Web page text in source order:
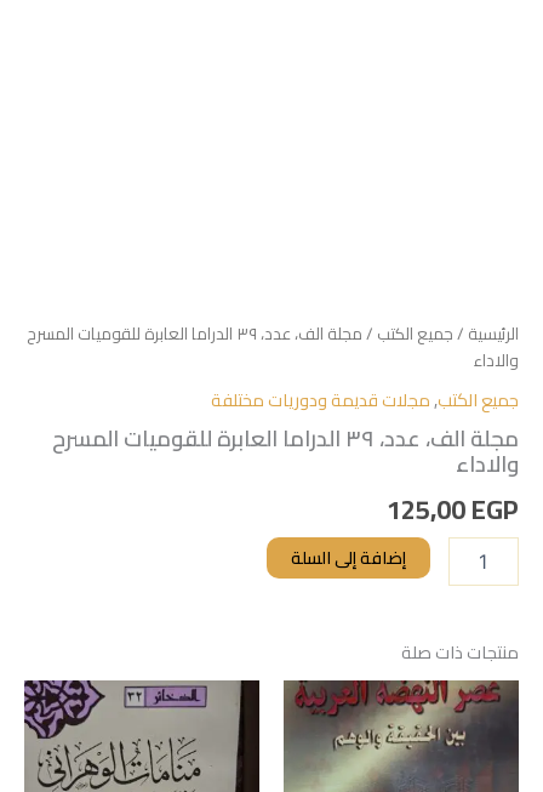
الرئيسية /جميع الكتب
/ مجلة الف، عدد، ٣٩ الدراما العابرة للقوميات المسرح
والاداء
جميع الكتب,مجلات قديمة ودوريات مختلفة
مجلة الف، عدد، ٣٩ الدراما العابرة للقوميات المسرح
والاداء
125,00EGP
إضافة إلى السلة
منتجات ذات صلة